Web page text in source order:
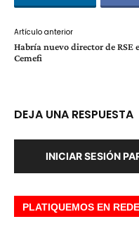
Artículo anterior
Habría nuevo director de RSE
Cemefi
DEJA UNA RESPUESTA
INICIAR SESIÓN
PLATIQUEMOS EN